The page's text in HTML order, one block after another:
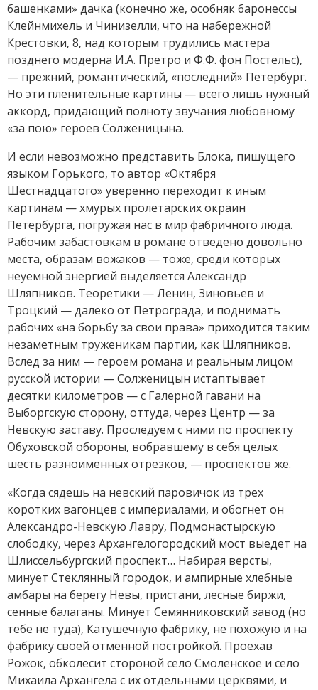
башенками» дачка (конечно же, особняк баронессы
Клейнмихель и Чинизелли, что на набережной
Крестовки, 8, над которым трудились мастера
позднего модерна И.А. Претро и Ф.Ф. фон Постельс),
— прежний, романтический, «последний» Петербург.
Но эти пленительные картины — всего лишь нужный
аккорд, придающий полноту звучания любовному
«за пою» героев Солженицына.
И если невозможно представить Блока, пишущего
языком Горького, то автор «Октября
Шестнадцатого» уверенно переходит к иным
картинам — хмурых пролетарских окраин
Петербурга, погружая нас в мир фабричного люда.
Рабочим забастовкам в романе отведено довольно
места, образам вожаков — тоже, среди которых
неуемной энергией выделяется Александр
Шляпников. Теоретики — Ленин, Зиновьев и
Троцкий — далеко от Петрограда, и поднимать
рабочих «на борьбу за свои права» приходится таким
незаметным труженикам партии, как Шляпников.
Вслед за ним — героем романа и реальным лицом
русской истории — Солженицын истаптывает
десятки километров — с Галерной гавани на
Выборгскую сторону, оттуда, через Центр — за
Невскую заставу. Проследуем с ними по проспекту
Обуховской обороны, вобравшему в себя целых
шесть разноименных отрезков, — проспектов же.
«Когда сядешь на невский паровичок из трех
коротких вагонцев с империалами, и обогнет он
Александро-Невскую Лавру, Подмонастырскую
слободку, через Архангелогородский мост выедет на
Шлиссельбургский проспект… Набирая версты,
минует Стеклянный городок, и ампирные хлебные
амбары на берегу Невы, пристани, лесные биржи,
сенные балаганы. Минует Семянниковский завод (но
тебе не туда), Катушечную фабрику, не похожую и на
фабрику своей отменной постройкой. Проехав
Рожок, обколесит стороной село Смоленское и село
Михаила Архангела с их отдельными церквями, и